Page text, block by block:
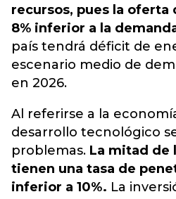
recursos, pues la oferta
8% inferior a la
país tendrá déficit de
escenario medio de
en 2026.
Al referirse a la
desarrollo tecnológico
problemas. La mitad de
tienen una tasa de
inferior a 10%. La